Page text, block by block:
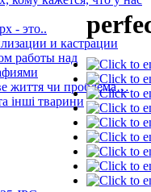
- это..
и кастрации
работы над
життя чи проблема…
інші тварини